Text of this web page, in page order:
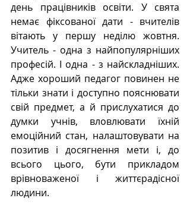
день працівників освіти. У свята
немає фіксованої дати - вчителів
вітають у першу неділю жовтня.
Учитель - одна з найпопулярніших
професій. І одна - з найскладніших.
Адже хороший педагог повинен не
тільки знати і доступно пояснювати
свій предмет, а й прислухатися до
думки учнів, вловлювати їхній
емоційний стан, налаштовувати на
позитив і досягнення мети і, до
всього цього, бути прикладом
врівноваженої і життєрадісної
людини.